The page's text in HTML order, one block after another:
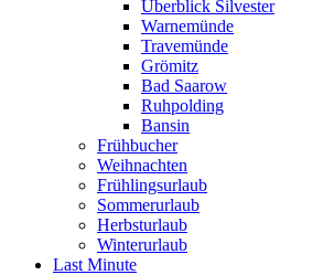
Überblick Silvester
Warnemünde
Travemünde
Grömitz
Bad Saarow
Ruhpolding
Bansin
Frühbucher
Weihnachten
Frühlingsurlaub
Sommerurlaub
Herbsturlaub
Winterurlaub
Last Minute